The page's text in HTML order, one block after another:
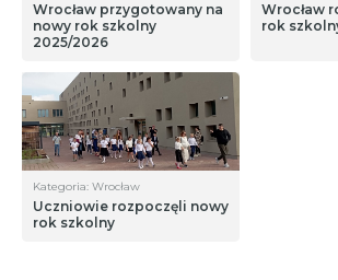
Wrocław przygotowany na
nowy rok szkolny
2025/2026
Wrocław
rok
Kategoria: Wrocław
Uczniowie rozpoczęli nowy
rok szkolny